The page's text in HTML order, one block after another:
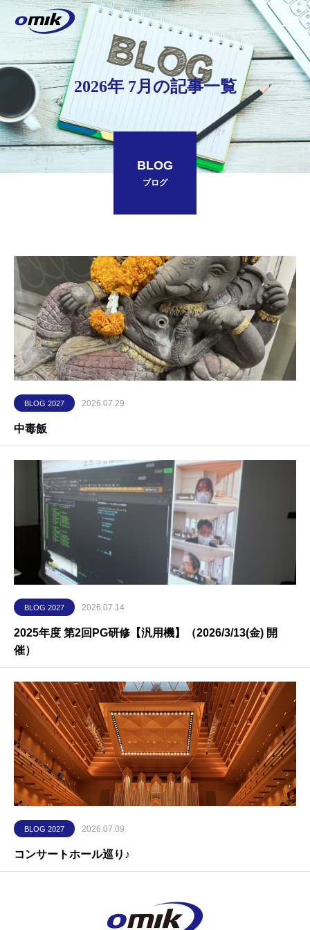
2026年 7月の記事一覧
BLOG
ブログ
BLOG 2027 2026.07.29
中毒飯
BLOG 2027 2026.07.14
2025年度 第2回PG研修【汎用機】（2026/3/13(金) 開
催）
BLOG 2027 2026.07.09
コンサートホール巡り♪